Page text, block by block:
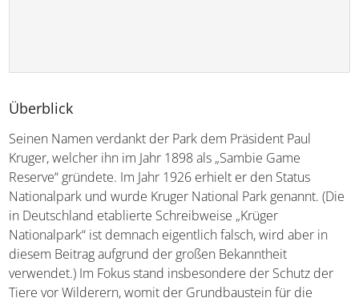
Überblick
Seinen Namen verdankt der Park dem Präsident Paul
Kruger, welcher ihn im Jahr 1898 als „Sambie Game
Reserve“ gründete. Im Jahr 1926 erhielt er den Status
Nationalpark und wurde Kruger National Park genannt.
(Die in Deutschland etablierte Schreibweise „Krüger
Nationalpark“ ist demnach eigentlich falsch, wird aber in
diesem Beitrag aufgrund der großen Bekanntheit
verwendet.) Im Fokus stand insbesondere der Schutz der
Tiere vor Wilderern, womit der Grundbaustein für die